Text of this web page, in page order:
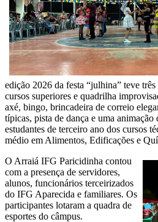
edição 2026 da festa “julhina” teve
cursos superiores e quadrilha
axé, bingo, brincadeira de correio
típicas, pista de dança e uma animação
estudantes de terceiro ano dos cursos
médio em Alimentos, Edificações e
O Arraiá IFG Paricidinha contou
com a presença de servidores,
alunos, funcionários terceirizados
do IFG Aparecida e familiares. Os
participantes lotaram a quadra de
esportes do câmpus.